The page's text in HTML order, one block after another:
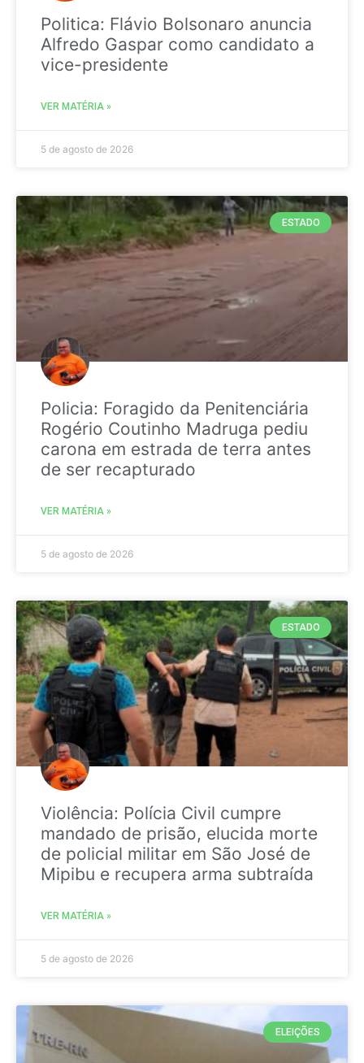
Politica: Flávio Bolsonaro anuncia
Alfredo Gaspar como candidato a
vice-presidente
VER MATÉRIA »
5 de agosto de 2026
ESTADO
Policia: Foragido da Penitenciária
Rogério Coutinho Madruga pediu
carona em estrada de terra antes
de ser recapturado
VER MATÉRIA »
5 de agosto de 2026
ESTADO
Violência: Polícia Civil cumpre
mandado de prisão, elucida morte
de policial militar em São José de
Mipibu e recupera arma subtraída
VER MATÉRIA »
5 de agosto de 2026
ELEIÇÕES